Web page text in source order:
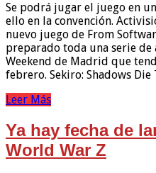
Se podrá jugar el juego en
ello en la convención.
nuevo juego de From
preparado toda una serie de
Weekend de Madrid que
febrero. Sekiro: Shadows
Leer Más
Ya hay fecha de
World War Z